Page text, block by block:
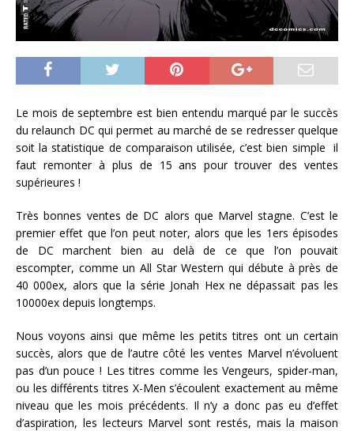
Le mois de septembre est bien entendu marqué par le succès
du relaunch DC qui permet au marché de se redresser quelque
soit la statistique de comparaison utilisée, c’est bien simple il
faut remonter à plus de 15 ans pour trouver des ventes
supérieures !
Très bonnes ventes de DC alors que Marvel stagne. C’est le
premier effet que l’on peut noter, alors que les 1ers épisodes
de DC marchent bien au delà de ce que l’on pouvait
escompter, comme un All Star Western qui débute à près de
40 000ex, alors que la série Jonah Hex ne dépassait pas les
10000ex depuis longtemps.
Nous voyons ainsi que même les petits titres ont un certain
succès, alors que de l’autre côté les ventes Marvel n’évoluent
pas d’un pouce ! Les titres comme les Vengeurs, spider-man,
ou les différents titres X-Men s’écoulent exactement au même
niveau que les mois précédents. Il n’y a donc pas eu d’effet
d’aspiration, les lecteurs Marvel sont restés, mais la maison